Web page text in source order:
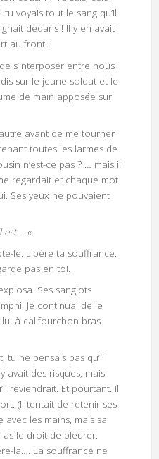
voyais tout le sang qu’il
dedans ! Il y en avait
au front !
s’interposer entre nous
sur le jeune soldat et le
de main apposée sur
avant de me tourner
toutes les larmes de
n’est-ce pas ? … mais il
regardait et chaque mot
Ses yeux ne pouvaient
est… «
le. Libère ta souffrance.
pas en toi.
Ses sanglots
Je continuai de le
lui à califourchon bras
ne pensais pas qu’il
avait des risques, mais
reviendrait. Et pourtant. Il
(Il tentait de retenir ses
les mains, mais sa
as le droit de pleurer.
la…. La souffrance ne